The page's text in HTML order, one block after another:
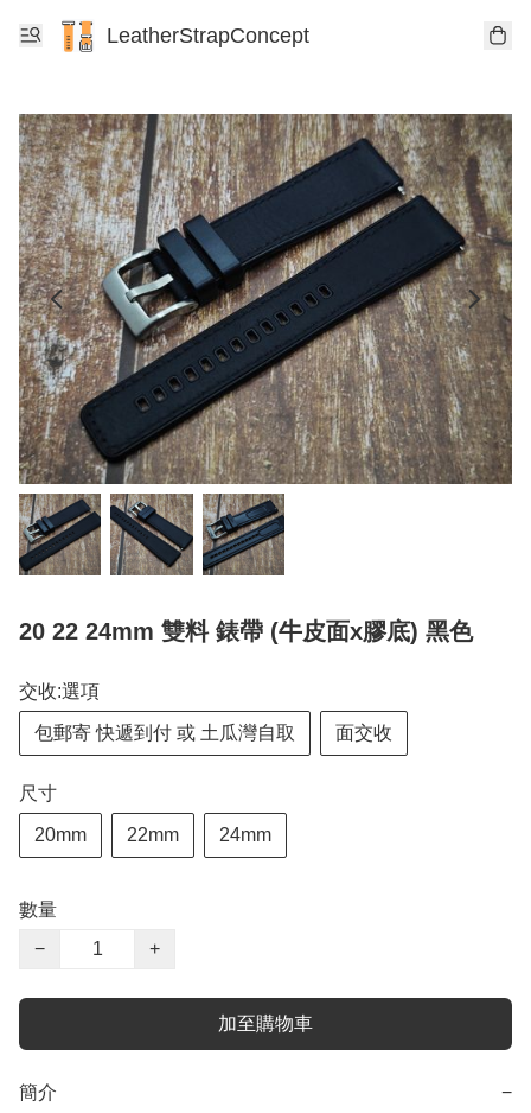
LeatherStrapConcept
20 22 24mm 雙料 錶帶 (牛皮面x膠底) 黑色
交收:選項
包郵寄 快遞到付 或 土瓜灣自取 面交收
尺寸
20mm 22mm 24mm
數量
−
+
加至購物車
簡介 −